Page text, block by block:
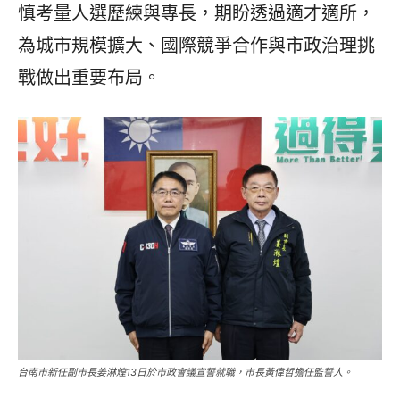
慎考量人選歷練與專長，期盼透過適才適所，
為城市規模擴大、國際競爭合作與市政治理挑
戰做出重要布局。
台南市新任副市長姜淋煌13日於市政會議宣誓就職，市長黃偉哲擔任監誓人。